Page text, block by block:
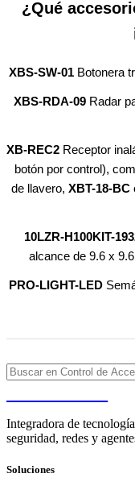
¿Qué
XBS-SW-01 Botonera
XBS-RDA-09Radar
XB-REC2 Receptor
botón por control),
de llavero, XBT-18-BC
10LZR-H100KIT-
alcance de 9.6 x
PRO-LIGHT-LED
Integradora de
seguridad, redes y
Soluciones